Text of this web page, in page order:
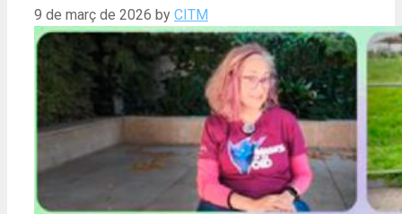
9 de març de 2026 by CITM